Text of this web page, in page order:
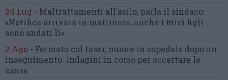
24 Lug - Maltrattamenti all’asilo, parla il sindaco:
«Notifica arrivata in mattinata, anche i miei figli
sono andati lì»
2 Ago - Fermato col taser, muore in ospedale dopo un
inseguimento. Indagini in corso per accertare le
cause